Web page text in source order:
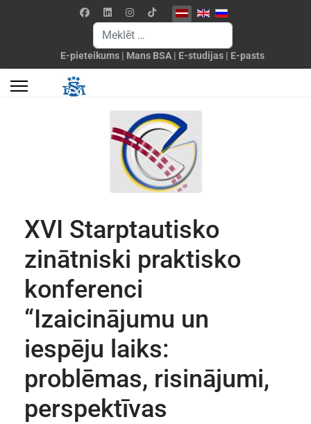
Izvēlieties valodu
Meklēšanas forma
E-pieteikums | Mans BSA | E-studijas | E-pasts
XVI Starptautisko
zinātniski praktisko
konferenci
“Izaicinājumu un
iespēju laiks:
problēmas, risinājumi,
perspektīvas